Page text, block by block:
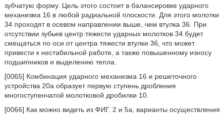
зубчатую форму. Цель этого состоит в балансировке ударного
механизма 16 в любой радиальной плоскости. Для этого молотки
34 проходят в осевом направлении выше, чем втулка 36. При
отсутствии зубьев центр тяжести ударных молотков 34 будет
смещаться по оси от центра тяжести втулки 36, что может
привести к нестабильной работе, а также повышенному износу
подшипников и выделению тепла.
[0065] Комбинация ударного механизма 16 и решеточного
устройства 20a образует первую ступень дробления
многоступенчатой молотковой дробилки 10.
[0066] Как можно видеть из ФИГ. 2 и 5а, варианты осуществления